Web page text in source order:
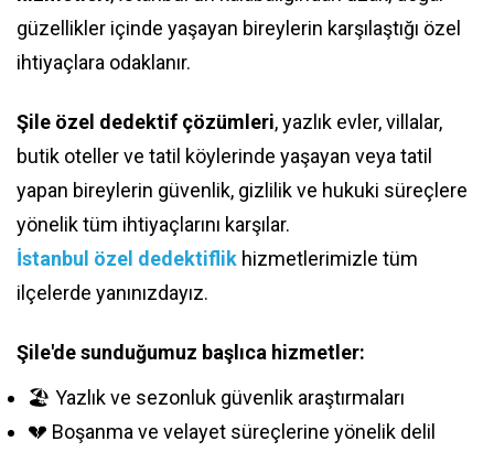
güzellikler içinde yaşayan bireylerin karşılaştığı özel
ihtiyaçlara odaklanır.
Şile özel dedektif çözümleri, yazlık evler, villalar,
butik oteller ve tatil köylerinde yaşayan veya tatil
yapan bireylerin güvenlik, gizlilik ve hukuki süreçlere
yönelik tüm ihtiyaçlarını karşılar.
İstanbul özel dedektiflik hizmetlerimizle tüm
ilçelerde yanınızdayız.
Şile'de sunduğumuz başlıca hizmetler:
🏖️ Yazlık ve sezonluk güvenlik araştırmaları
💔 Boşanma ve velayet süreçlerine yönelik delil